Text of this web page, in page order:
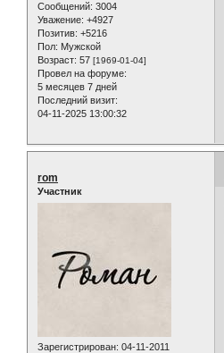
Сообщений: 3004
Уважение: +4927
Позитив: +5216
Пол: Мужской
Возраст: 57 [1969-01-04]
Провел на форуме:
5 месяцев 7 дней
Последний визит:
04-11-2025 13:00:32
rom
Участник
Зарегистрирован: 04-11-2011